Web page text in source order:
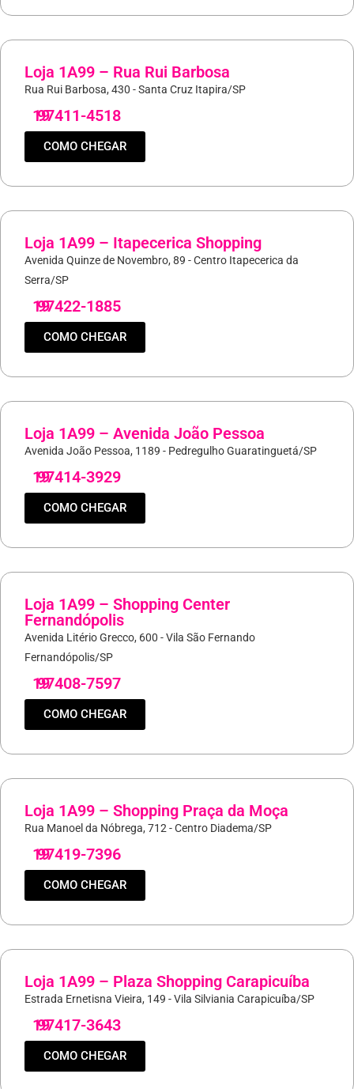
Loja 1A99 – Rua Rui Barbosa
Rua Rui Barbosa, 430 - Santa Cruz Itapira/SP
19
97411-4518
COMO CHEGAR
Loja 1A99 – Itapecerica Shopping
Avenida Quinze de Novembro, 89 - Centro Itapecerica da
Serra/SP
19
97422-1885
COMO CHEGAR
Loja 1A99 – Avenida João Pessoa
Avenida João Pessoa, 1189 - Pedregulho Guaratinguetá/SP
19
97414-3929
COMO CHEGAR
Loja 1A99 – Shopping Center
Fernandópolis
Avenida Litério Grecco, 600 - Vila São Fernando
Fernandópolis/SP
19
97408-7597
COMO CHEGAR
Loja 1A99 – Shopping Praça da Moça
Rua Manoel da Nóbrega, 712 - Centro Diadema/SP
19
97419-7396
COMO CHEGAR
Loja 1A99 – Plaza Shopping Carapicuíba
Estrada Ernetisna Vieira, 149 - Vila Silviania Carapicuíba/SP
19
97417-3643
COMO CHEGAR